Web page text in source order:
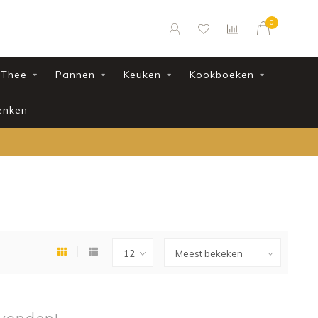
0
Thee Pannen Keuken Kookboeken